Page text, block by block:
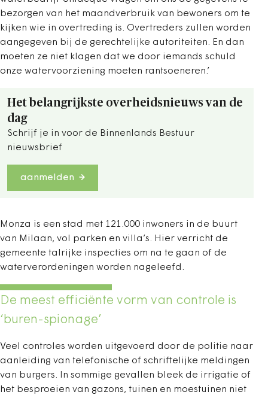
bezorgen van het maandverbruik van bewoners om te
kijken wie in overtreding is. Overtreders zullen worden
aangegeven bij de gerechtelijke autoriteiten. En dan
moeten ze niet klagen dat we door iemands schuld
onze watervoorziening moeten rantsoeneren.’
Het belangrijkste overheidsnieuws van de
dag
Schrijf je in voor de Binnenlands Bestuur
nieuwsbrief
aanmelden
Monza is een stad met 121.000 inwoners in de buurt
van Milaan, vol parken en villa’s. Hier verricht de
gemeente talrijke inspecties om na te gaan of de
waterverordeningen worden nageleefd.
De meest efficiënte vorm van controle is
‘buren-spionage’
Veel controles worden uitgevoerd door de politie naar
aanleiding van telefonische of schriftelijke meldingen
van burgers. In sommige gevallen bleek de irrigatie of
het besproeien van gazons, tuinen en moestuinen niet